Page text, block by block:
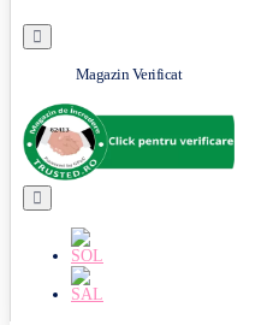
Magazin Verificat